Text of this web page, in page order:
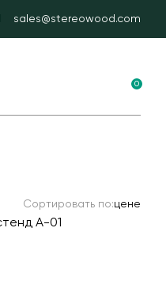
sales@stereowood.com
0
Сортировать по:цене